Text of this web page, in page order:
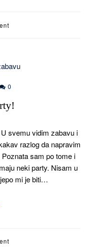
0
svemu vidim zabavu i
razlog da napravim
sam po tome i
neki party. Nisam u
mi je biti…